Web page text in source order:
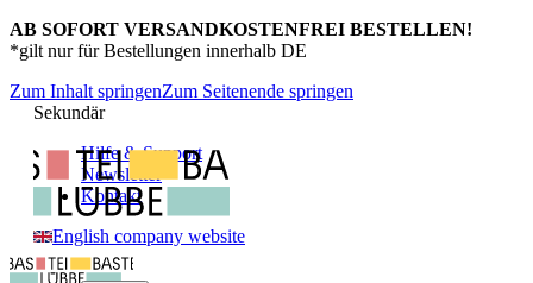
AB SOFORT VERSANDKOSTENFREI BESTELLEN!
*gilt nur für Bestellungen innerhalb DE
Zum Inhalt springenZum Seitenende springen
Sekundär
Hilfe & Support
Newsletter
Kontakt
English company website